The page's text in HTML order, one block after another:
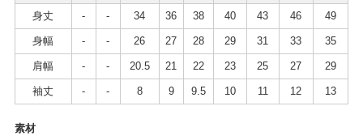
身丈 - - 34 36 38 40 43 46 49
身幅 - - 26 27 28 29 31 33 35
肩幅 - - 20.5 21 22 23 25 27 29
袖丈 - - 8 9 9.5 10 11 12 13
素材